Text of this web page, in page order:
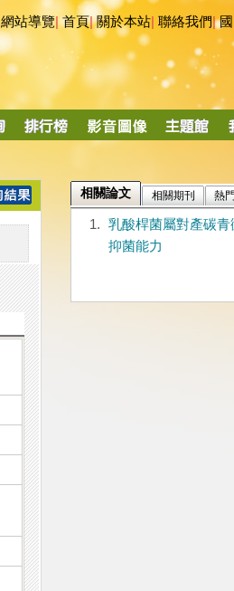
網站導覽|首頁|關於本站 聯絡我們|
相關論文 相關期刊 熱
1.
乳酸桿菌屬對產碳
抑菌能力